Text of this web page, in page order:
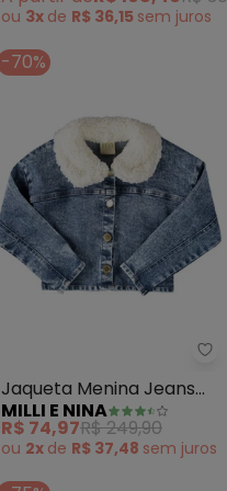
ou 3x de R$ 36,15 sem juros
- Jaqueta Cropped
-70%
Jaqueta Menina Jeans
Trancoso Gola Pelo
(Azul)
MILLI E NINA
R$ 74,97R$ 249,90
ou 2x de R$ 37,48 sem juros